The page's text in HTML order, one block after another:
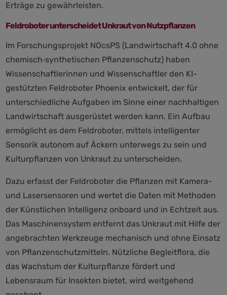
Erträge zu gewährleisten.
Feldroboter unterscheidet Unkraut von Nutzpflanzen
Im Forschungsprojekt NOcsPS (Landwirtschaft 4.0 ohne
chemisch‐synthetischen Pflanzenschutz) haben
Wissenschaftlerinnen und Wissenschaftler den KI-
gestützten Feldroboter Phoenix entwickelt, der für
unterschiedliche Aufgaben im Sinne einer nachhaltigen
Landwirtschaft ausgerüstet werden kann. Ein Aufbau
ermöglicht es dem Feldroboter, mittels intelligenter
Sensorik autonom auf Äckern unterwegs zu sein und
Kulturpflanzen von Unkraut zu unterscheiden.
Dazu erfasst der Feldroboter die Pflanzen mit Kamera-
und Lasersensoren und wertet die Daten mit Methoden
der Künstlichen Intelligenz onboard und in Echtzeit aus.
Das Maschinensystem entfernt das Unkraut mit Hilfe der
angebrachten Werkzeuge mechanisch und ohne Einsatz
von Pflanzenschutzmitteln. Nützliche Begleitflora, die
das Wachstum der Kulturpflanze fördert und
Lebensraum für Insekten bietet, wird weitgehend